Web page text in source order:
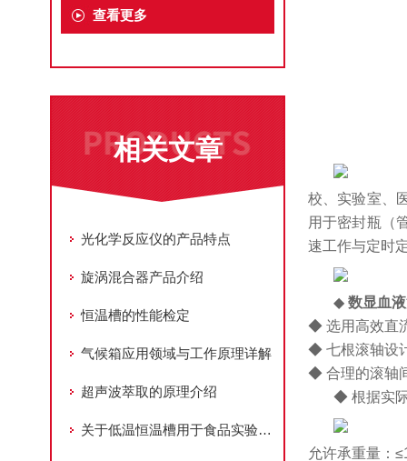
查看更多
相关文章
光化学反应仪的产品特点
旋涡混合器产品介绍
恒温槽的性能检定
气候箱应用领域与工作原理详解
超声波萃取的原理介绍
关于低温恒温槽用于食品实验用途
校、实验室、
用于密封瓶（
速工作与定时
◆ 数显血
◆ 选用高效直
◆ 七根滚轴设
◆ 合理的滚轴
◆ 根据实
允许承重量：